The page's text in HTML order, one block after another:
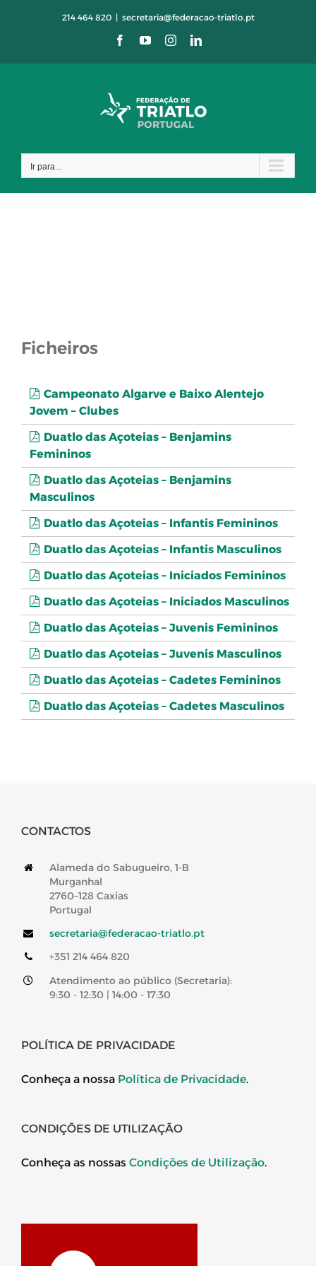
214 464 820 | secretaria@federacao-triatlo.pt
FacebookYouTubeInstagramLinkedIn
Ir para...
Ficheiros
Campeonato Algarve e Baixo Alentejo
Jovem – Clubes
Duatlo das Açoteias – Benjamins
Femininos
Duatlo das Açoteias – Benjamins
Masculinos
Duatlo das Açoteias – Infantis Femininos
Duatlo das Açoteias – Infantis Masculinos
Duatlo das Açoteias – Iniciados Femininos
Duatlo das Açoteias – Iniciados Masculinos
Duatlo das Açoteias – Juvenis Femininos
Duatlo das Açoteias – Juvenis Masculinos
Duatlo das Açoteias – Cadetes Femininos
Duatlo das Açoteias – Cadetes Masculinos
CONTACTOS
Alameda do Sabugueiro, 1-B
Murganhal
2760–128 Caxias
Portugal
secretaria@federacao-triatlo.pt
+351 214 464 820
Atendimento ao público (Secretaria):
9:30 - 12:30 | 14:00 - 17:30
POLÍTICA DE PRIVACIDADE
Conheça a nossa Política de Privacidade.
CONDIÇÕES DE UTILIZAÇÃO
Conheça as nossas Condições de Utilização.